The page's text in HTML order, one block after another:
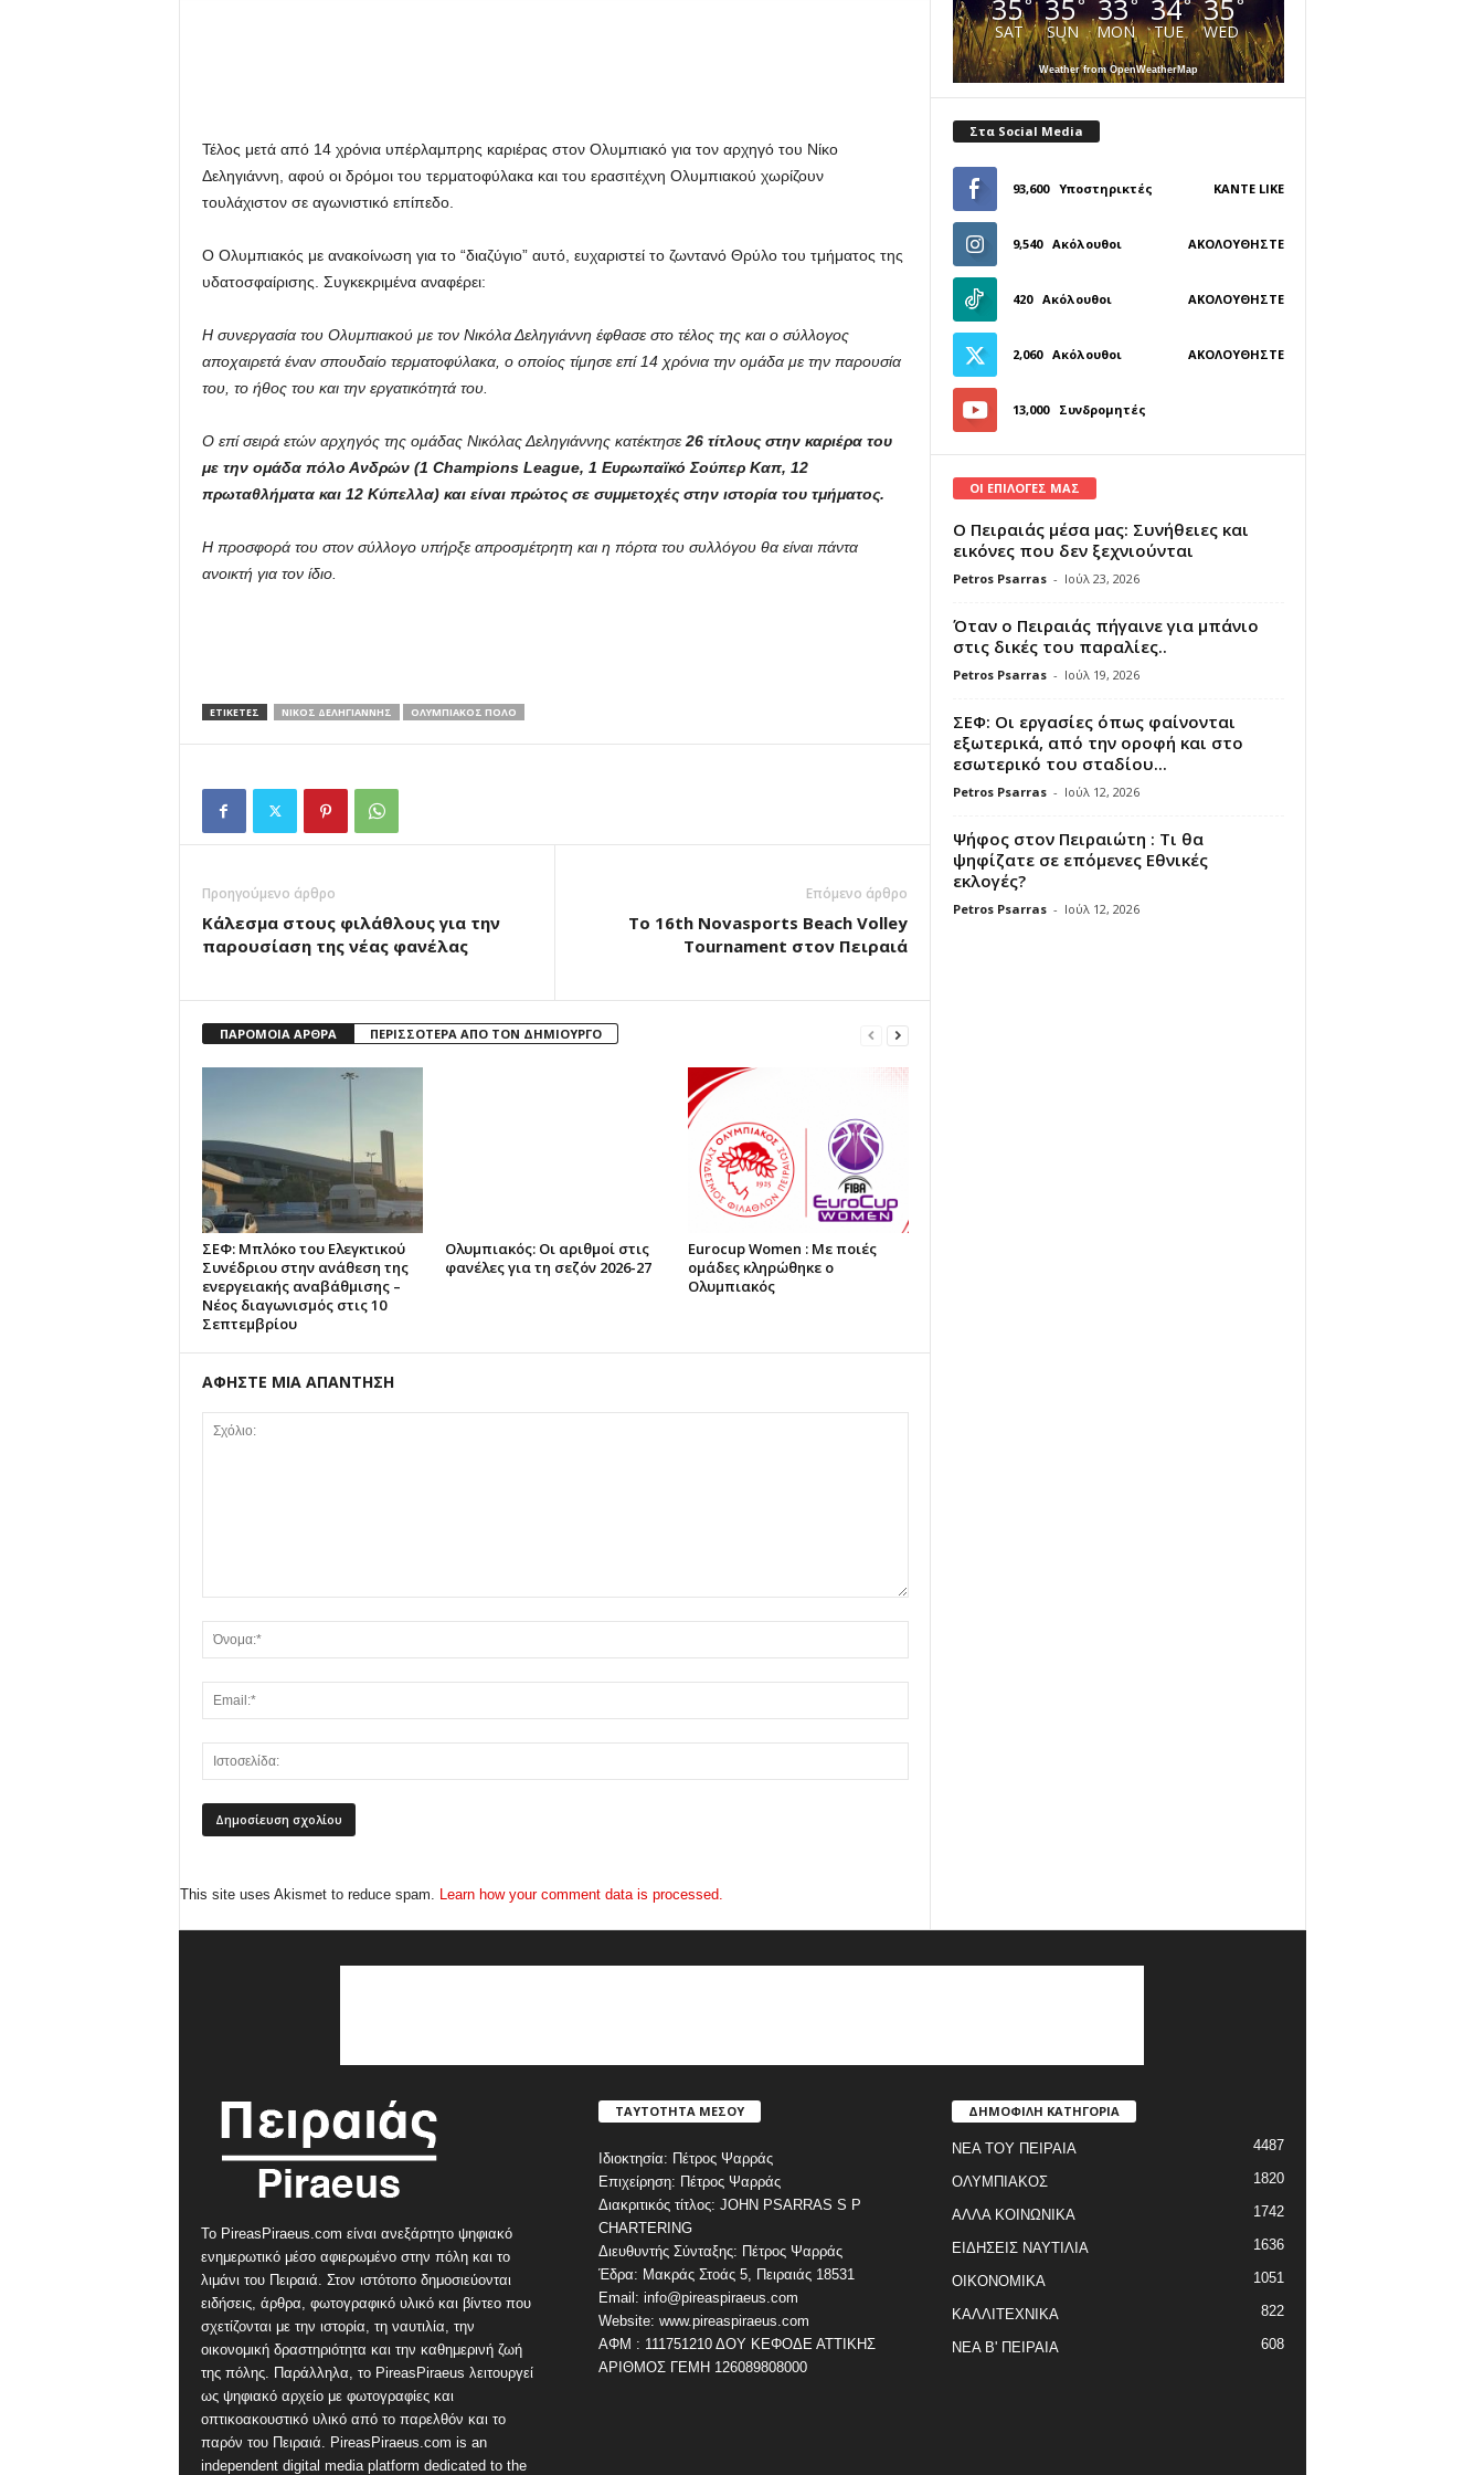
Τέλος μετά από 14 χρόνια υπέρλαμπρης καριέρας στον Ολυμπιακό για τον αρχηγό του Νίκο
Δεληγιάννη, αφού οι δρόμοι του τερματοφύλακα και του ερασιτέχνη Ολυμπιακού χωρίζουν
τουλάχιστον σε αγωνιστικό επίπεδο.
Ο Ολυμπιακός με ανακοίνωση για το “διαζύγιο” αυτό, ευχαριστεί το ζωντανό Θρύλο του τμήματος της
υδατοσφαίρισης. Συγκεκριμένα αναφέρει:
Η συνεργασία του Ολυμπιακού με τον Νικόλα Δεληγιάννη έφθασε στο τέλος της και ο σύλλογος
αποχαιρετά έναν σπουδαίο τερματοφύλακα, ο οποίος τίμησε επί 14 χρόνια την ομάδα με την παρουσία
του, το ήθος του και την εργατικότητά του.
Ο επί σειρά ετών αρχηγός της ομάδας Νικόλας Δεληγιάννης κατέκτησε26 τίτλους στην καριέρα του
με την ομάδα πόλο Ανδρών (1 Champions League, 1 Ευρωπαϊκό Σούπερ Καπ, 12
πρωταθλήματα και 12 Κύπελλα) και είναι πρώτος σε συμμετοχές στην ιστορία του τμήματος.
Η προσφορά του στον σύλλογο υπήρξε απροσμέτρητη και η πόρτα του συλλόγου θα είναι πάντα
ανοικτή για τον ίδιο.
ΕΤΙΚΕΤΕΣ ΝΙΚΟΣ ΔΕΛΗΓΙΑΝΝΗΣ ΟΛΥΜΠΙΑΚΟΣ ΠΟΛΟ
Προηγούμενο άρθρο
Κάλεσμα στους φιλάθλους για την
παρουσίαση της νέας φανέλας
Επόμενο άρθρο
Το 16th Novasports Beach Volley
Tournament στον Πειραιά
ΠΑΡΟΜΟΙΑ ΑΡΘΡΑ ΠΕΡΙΣΣΟΤΕΡΑ ΑΠΟ ΤΟΝ ΔΗΜΙΟΥΡΓΟ
ΣΕΦ: Μπλόκο του Ελεγκτικού
Συνέδριου στην ανάθεση της
ενεργειακής αναβάθμισης –
Νέος διαγωνισμός στις 10
Σεπτεμβρίου
Ολυμπιακός: Οι αριθμοί στις
φανέλες για τη σεζόν 2026-27
Eurocup Women : Με ποιές
ομάδες κληρώθηκε ο
Ολυμπιακός
ΑΦΗΣΤΕ ΜΙΑ ΑΠΑΝΤΗΣΗ
This site uses Akismet to reduce spam. Learn how your comment data is processed.
35°
SAT
35°
SUN
33°
MON
34°
TUE
35°
WED
Weather from OpenWeatherMap
Στα Social Media
93,600 Υποστηρικτές ΚΆΝΤΕ LIKE
9,540 Ακόλουθοι ΑΚΟΛΟΥΘΉΣΤΕ
420 Ακόλουθοι ΑΚΟΛΟΥΘΉΣΤΕ
2,060 Ακόλουθοι ΑΚΟΛΟΥΘΉΣΤΕ
13,000 Συνδρομητές
ΓΊΝΕΤΕ ΣΥΝΔΡΟΜΗΤΉΣ
ΟΙ ΕΠΙΛΟΓΕΣ ΜΑΣ
Ο Πειραιάς μέσα μας: Συνήθειες και
εικόνες που δεν ξεχνιούνται
Petros Psarras - Ιούλ 23, 2026
Όταν ο Πειραιάς πήγαινε για μπάνιο
στις δικές του παραλίες..
Petros Psarras - Ιούλ 19, 2026
ΣΕΦ: Οι εργασίες όπως φαίνονται
εξωτερικά, από την οροφή και στο
εσωτερικό του σταδίου...
Petros Psarras - Ιούλ 12, 2026
Ψήφος στον Πειραιώτη : Τι θα
ψηφίζατε σε επόμενες Εθνικές
εκλογές?
Petros Psarras - Ιούλ 12, 2026
Το PireasPiraeus.com είναι ανεξάρτητο ψηφιακό
ενημερωτικό μέσο αφιερωμένο στην πόλη και το
λιμάνι του Πειραιά. Στον ιστότοπο δημοσιεύονται
ειδήσεις, άρθρα, φωτογραφικό υλικό και βίντεο που
σχετίζονται με την ιστορία, τη ναυτιλία, την
οικονομική δραστηριότητα και την καθημερινή ζωή
της πόλης. Παράλληλα, το PireasPiraeus λειτουργεί
ως ψηφιακό αρχείο με φωτογραφίες και
οπτικοακουστικό υλικό από το παρελθόν και το
παρόν του Πειραιά. PireasPiraeus.com is an
independent digital media platform dedicated to the
ΤΑΥΤΟΤΗΤΑ ΜΕΣΟΥ
Ιδιοκτησία: Πέτρος Ψαρράς
Επιχείρηση: Πέτρος Ψαρράς
Διακριτικός τίτλος: JOHN PSARRAS S P
CHARTERING
Διευθυντής Σύνταξης: Πέτρος Ψαρράς
Έδρα: Μακράς Στοάς 5, Πειραιάς 18531
Email: info@pireaspiraeus.com
Website: www.pireaspiraeus.com
ΑΦΜ : 111751210 ΔΟΥ ΚΕΦΟΔΕ ΑΤΤΙΚΗΣ
ΑΡΙΘΜΟΣ ΓΕΜΗ 126089808000
ΔΗΜΟΦΙΛΗ ΚΑΤΗΓΟΡΙΑ
ΝΕΑ ΤΟΥ ΠΕΙΡΑΙΑ 4487
ΟΛΥΜΠΙΑΚΟΣ 1820
ΑΛΛΑ ΚΟΙΝΩΝΙΚΑ 1742
ΕΙΔΗΣΕΙΣ ΝΑΥΤΙΛΙΑ 1636
ΟΙΚΟΝΟΜΙΚΑ 1051
ΚΑΛΛΙΤΕΧΝΙΚΑ 822
ΝΕΑ Β' ΠΕΙΡΑΙΑ 608